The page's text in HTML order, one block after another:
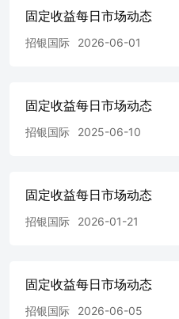
二均下跌，分别下跌
收益率上升。2年期、5
4.19%、4.27%、4.55%
升措施，包括将年度投
回购业务，以及扩大产
公司、基金管理公司和
券。与银行相比，这些
们同样期待更广泛的投
行人（包括境内和非中
固定收益每日市场动态
招银国际 2026-06-01
固定收益每日市场动态
招银国际 2025-06-10
固定收益每日市场动态
招银国际 2026-01-21
固定收益每日市场动态
招银国际 2026-06-05